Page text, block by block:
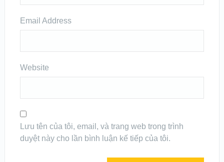
Email Address
Website
Lưu tên của tôi, email, và trang web trong trình
duyệt này cho lần bình luận kế tiếp của tôi.